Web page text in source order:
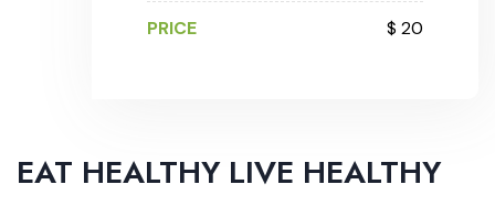
PRICE $ 20
EAT HEALTHY LIVE HEALTHY